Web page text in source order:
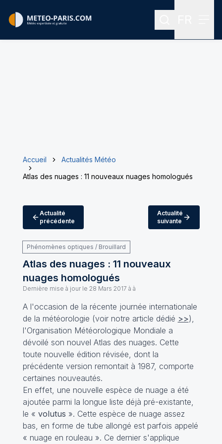
Rechercher
Accueil
Actualités Météo
Atlas des nuages : 11 nouveaux nuages homologués
Actualité
précédente
Actualité
suivante
Phénomènes optiques / Brouillard
Atlas des nuages : 11 nouveaux
nuages homologués
Dernière mise à jour le 28 Mars 2017 à à
A l'occasion de la récente journée internationale
de la météorologie (voir notre article dédié >>),
l'Organisation Météorologique Mondiale a
dévoilé son nouvel Atlas des nuages. Cette
toute nouvelle édition révisée, dont la
précédente version remontait à 1987, comporte
certaines nouveautés.
En effet, une nouvelle espèce de nuage a été
ajoutée parmi la longue liste déjà pré-existante,
le « volutus ». Cette espèce de nuage assez
bas, en forme de tube allongé est parfois appelé
« nuage en rouleau ». Ce dernier s'applique